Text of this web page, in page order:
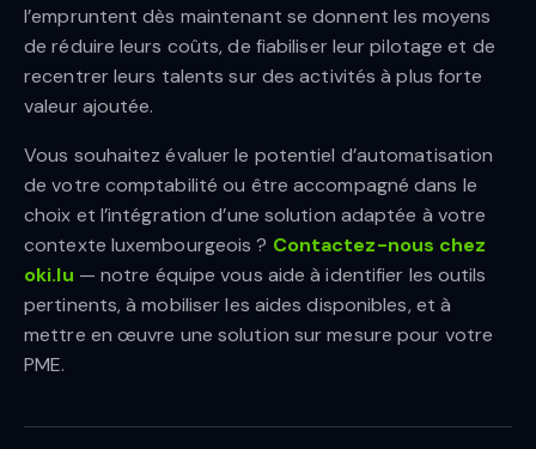
l’empruntent dès maintenant se donnent les moyens
de réduire leurs coûts, de fiabiliser leur pilotage et de
recentrer leurs talents sur des activités à plus forte
valeur ajoutée.
Vous souhaitez évaluer le potentiel d’automatisation
de votre comptabilité ou être accompagné dans le
choix et l’intégration d’une solution adaptée à votre
contexte luxembourgeois ? Contactez-nous chez
oki.lu — notre équipe vous aide à identifier les outils
pertinents, à mobiliser les aides disponibles, et à
mettre en œuvre une solution sur mesure pour votre
PME.